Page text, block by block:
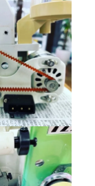
「ミ
ン
活」